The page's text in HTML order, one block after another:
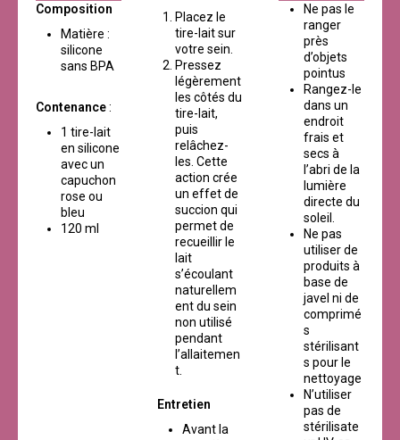
Composition
Matière :
silicone
sans BPA
Contenance:
1 tire-lait
en silicone
avec un
capuchon
rose ou
bleu
120 ml
Placez le
tire-lait sur
votre sein.
Pressez
légèrement
les côtés du
tire-lait,
puis
relâchez-
les. Cette
action crée
un effet de
succion qui
permet de
recueillir le
lait
s’écoulant
naturellem
ent du sein
non utilisé
pendant
l’allaitemen
t.
Entretien
Avant la
Ne pas le
ranger
près
d’objets
pointus
Rangez-le
dans un
endroit
frais et
secs à
l’abri de la
lumière
directe du
soleil.
Ne pas
utiliser de
produits à
base de
javel ni de
comprimé
s
stérilisant
s pour le
nettoyage
N’utiliser
pas de
stérilisate